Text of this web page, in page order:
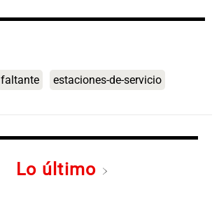
faltante estaciones-de-servicio
Lo último